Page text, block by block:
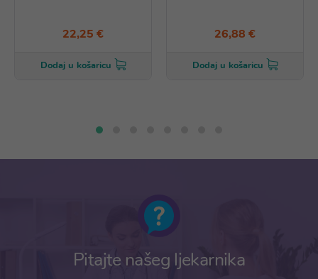
22,25 €
Dodaj u košaricu
26,88 €
Dodaj u košaricu
Pitajte našeg ljekarnika